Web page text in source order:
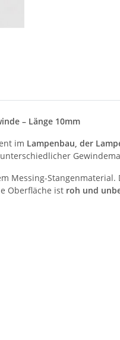
– Länge 10mm
im Lampenbau, der
Messing-
Oberfläche ist roh und